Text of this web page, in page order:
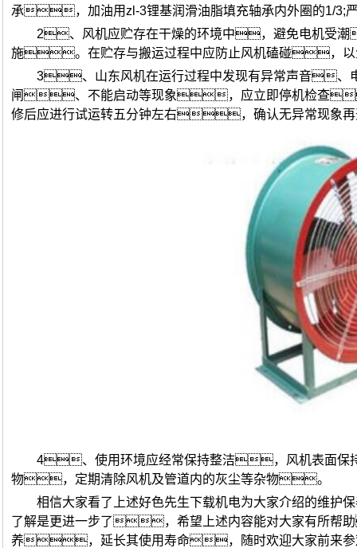
承，加油用zl-3锂基润滑油脂填充轴承内外圈的1/
2、风机应贮存在干燥的环境中，避免电机受
施。在贮存与搬运过程中应防止风机磕碰，
3、山东风机在运行过程中发现有异常声音
闸、不能启动等现象，应立即停机检查
修后应进行试运转五分钟左右，确认无异常现象
4、使用环境应经常保持整洁，风机表面
物，定期清除风机及管道内的灰尘等杂物。
相信大家看了上述好色先生下载机电为大家介绍的维护
了解是更进一步了，希望上述内容能对大家有所帮
养，延长其使用寿命，随时欢迎大家前来